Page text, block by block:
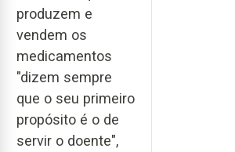
produzem e
vendem os
medicamentos
"dizem sempre
que o seu primeiro
propósito é o de
servir o doente",